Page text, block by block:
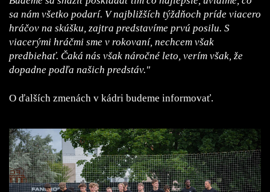
sa nám všetko podarí. V najbližších týždňoch príde viacero
hráčov na skúšku, zajtra predstavíme prvú posilu. S
viacerými hráčmi sme v rokovaní, nechcem však
predbiehať. Čaká nás však náročné leto, verím však, že
dopadne podľa našich predstáv."
O ďalších zmenách v kádri budeme informovať.